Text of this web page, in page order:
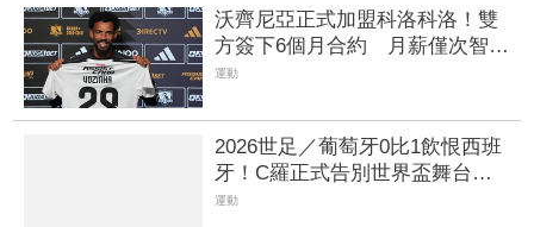
沃齊尼亞正式加盟科洛科洛！雙
方簽下6個月合約 月薪僅次智利
球星比達爾
運動
2026世足／葡萄牙0比1飲恨西班
牙！C羅正式告別世界盃舞台
仍成連6屆破門第一人
運動